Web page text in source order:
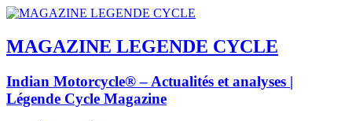
MAGAZINE LEGENDE CYCLE
Indian Motorcycle® – Actualités et analyses |
Légende Cycle Magazine